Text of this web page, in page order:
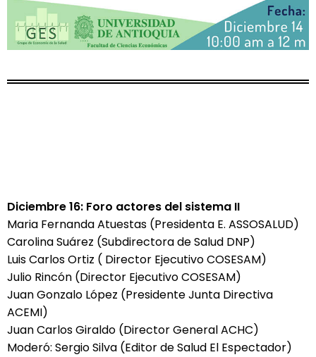
Diciembre 16: Foro actores del sistema II
Maria Fernanda Atuestas (Presidenta E. ASSOSALUD)
Carolina Suárez (Subdirectora de Salud DNP)
Luis Carlos Ortiz ( Director Ejecutivo COSESAM)
Julio Rincón (Director Ejecutivo COSESAM)
Juan Gonzalo López (Presidente Junta Directiva
ACEMI)
Juan Carlos Giraldo (Director General ACHC)
Moderó: Sergio Silva (Editor de Salud El Espectador)